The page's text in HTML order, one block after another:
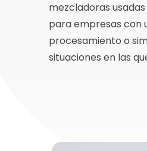
mezcladoras
para empresas con
procesamiento o
situaciones en las